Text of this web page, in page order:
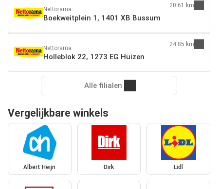
Nettorama
Boekweitplein 1, 1401 XB Bussum
20.61 km
Nettorama
Holleblok 22, 1273 EG Huizen
24.85 km
Alle filialen
Vergelijkbare winkels
Albert Heijn Dirk Lidl